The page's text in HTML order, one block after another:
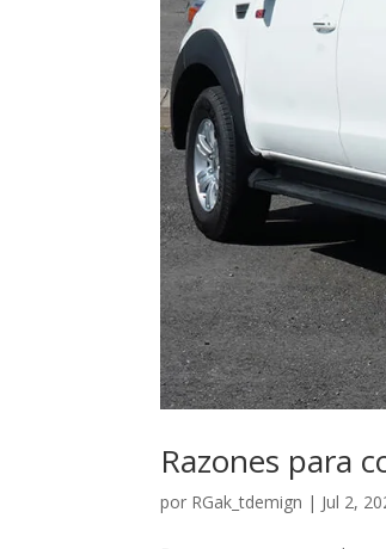
Razones para
por RGak_tdemign | Jul 2,